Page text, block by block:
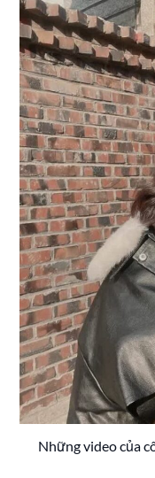
Những video của